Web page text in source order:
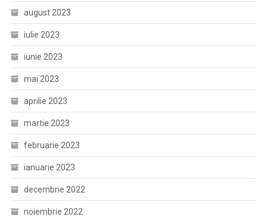
august 2023
iulie 2023
iunie 2023
mai 2023
aprilie 2023
martie 2023
februarie 2023
ianuarie 2023
decembrie 2022
noiembrie 2022